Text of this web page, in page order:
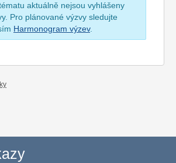
aktuálně nejsou vyhlášeny
Pro plánované výzvy sledujte
Harmonogram výzev.